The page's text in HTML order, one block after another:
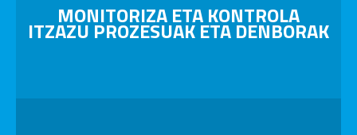
MONITORIZA ETA KONTROLA
ITZAZU PROZESUAK ETA DENBORAK